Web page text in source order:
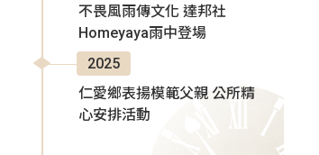
不畏風雨傳文化 達邦社
Homeyaya雨中登場
2025
仁愛鄉表揚模範父親 公所精
心安排活動